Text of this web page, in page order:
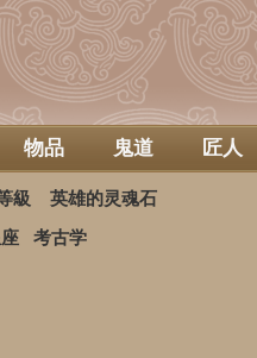
物品 鬼道 匠人
級 英雄的灵魂石
考古学